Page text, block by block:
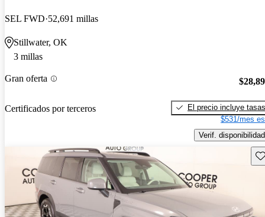
SEL FWD 52,691 millas
Stillwater, OK
3 millas
Gran oferta
Certificados por terceros
El precio incluye tasas
$531/mes
Verif. disponibilidad